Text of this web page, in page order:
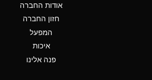
Amyl Acetate (Banana
אודות החברה
חזון החברה
המפעל
איכות
פנה אלינו